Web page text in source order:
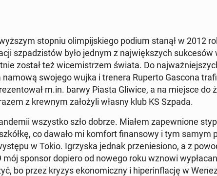
stopniu olim­pij­skie­go podium stanął w 2012
szpa­dzi­stów było jednym z naj­więk­szych
został też wi­ce­mi­strzem świata. Do
namową swojego wujka i trenera Ruperto Gascona
m.in. barwy Piasta Gliwice, a na miejsce do
z krewnym za­ło­ży­li własny klub KS Szpada.
wszyst­ko szło dobrze. Miałem za­pew­nio­ne
co dawało mi komfort fi­nan­so­wy i tym samym
w Tokio. Igrzy­ska jednak prze­nie­sio­no, a z
mój sponsor dopiero od nowego roku wznowi
bo przez kryzys eko­no­micz­ny i hi­per­in­fla­cję w